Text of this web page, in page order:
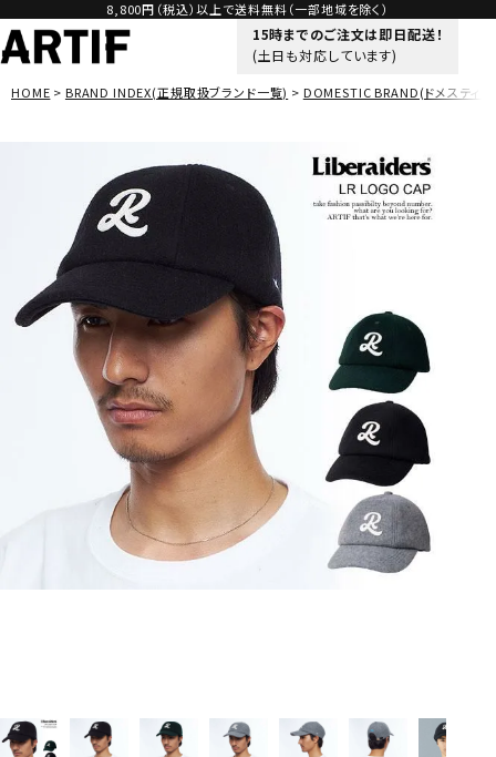
8,800円（税込）以上で送料無料（一部地域を除く）
15時までのご注文は即日配送！
(土日も対応しています)
HOME BRAND INDEX(正規取扱ブランド一覧) DOMESTIC BRAND(ドメスティッ